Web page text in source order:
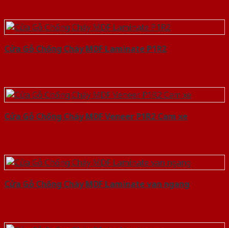
Cửa Gỗ Chống Cháy MDF Laminate P1R2
Cửa Gỗ Chống Cháy MDF Veneer P1R2 Cam xe
Cửa Gỗ Chống Cháy MDF Laminate van ngang